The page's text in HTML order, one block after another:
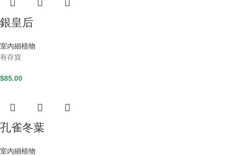
銀皇后
室內細植物
有存貨
$85.00
孔雀冬葉
室內細植物